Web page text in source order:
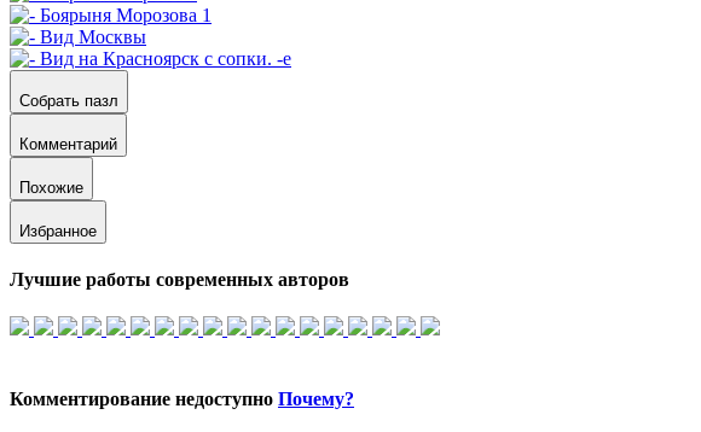
Собрать пазл
Комментарий
Похожие
Избранное
Лучшие работы современных авторов
Комментирование недоступно Почему?